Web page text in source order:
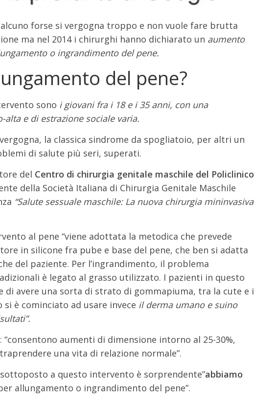
forse si vergogna troppo e non vuole fare brutta
ma nel 2014 i chirurghi hanno dichiarato un aumento
o ingrandimento del pene.
del pene?
sono i giovani fra i 18 e i 35 anni, con una
e di estrazione sociale varia.
la classica sindrome da spogliatoio, per altri un
di salute più seri, superati.
del Centro di chirurgia genitale maschile del Policlinico
della Società Italiana di Chirurgia Genitale Maschile
“Salute sessuale maschile: La nuova chirurgia mininvasiva
al pene “viene adottata la metodica che prevede
in silicone fra pube e base del pene, che ben si adatta
del paziente. Per l’ingrandimento, il problema
è legato al grasso utilizzato. I pazienti in questo
di avere una sorta di strato di gommapiuma, tra la cute e i
è cominciato ad usare invece il derma umano e suino
aumenti di dimensione intorno al 25-30%,
una vita di relazione normale”.
a questo intervento è sorprendente”abbiamo
allungamento o ingrandimento del pene”.